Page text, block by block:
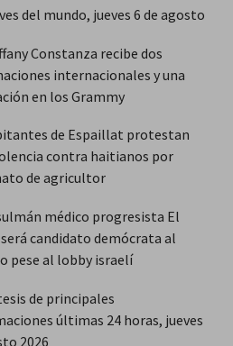
del mundo, jueves 6 de agosto
Constanza recibe dos
internacionales y una
en los Grammy
de Espaillat protestan
contra haitianos por
de agricultor
médico progresista El
será candidato demócrata al
pese al lobby israelí
de principales
últimas 24 horas, jueves
2026